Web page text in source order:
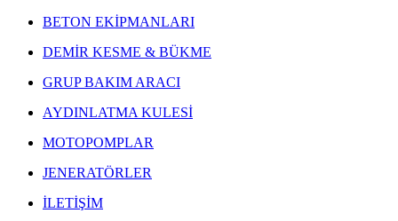
BETON EKİPMANLARI
DEMİR KESME & BÜKME
GRUP BAKIM ARACI
AYDINLATMA KULESİ
MOTOPOMPLAR
JENERATÖRLER
İLETİŞİM